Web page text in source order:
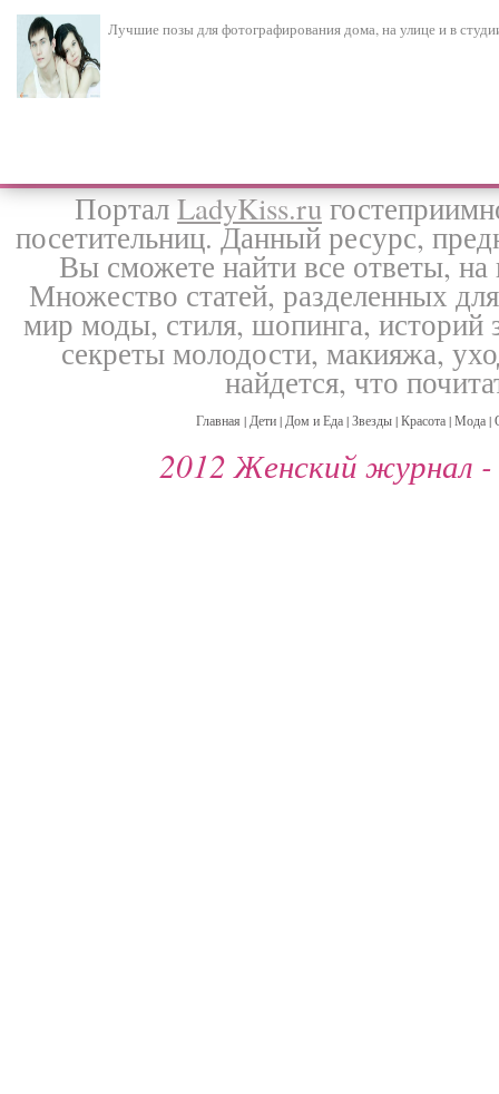
Лучшие позы для фотографирования дома, на улице и в
ПорталLadyKiss.ru
посетительниц. Данный ресурс,
Вы сможете найти все ответы,
Множество статей, разделенных
мир моды, стиля, шопинга, историй
секреты молодости, макияжа,
найдется, что
Главная | Дети| Дом и Еда|Звезды|Красота|Мода|
2012 Женский журнал